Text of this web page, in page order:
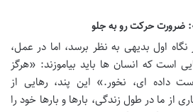
ضرورت حرکت رو به جلو
اول بدیهی به نظر برسد، اما در عمل،
است که انسان ها باید بیاموزند: «هرگز
داده ای، نخور.» این پند، رهایی از
از ما در طول زندگی، بارها و بارها خود را